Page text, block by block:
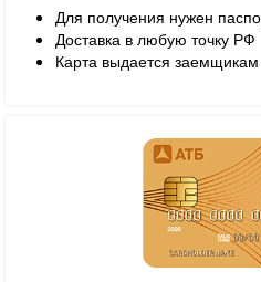
Для получения нужен
Доставка в любую точку РФ
Карта выдается заемщикам